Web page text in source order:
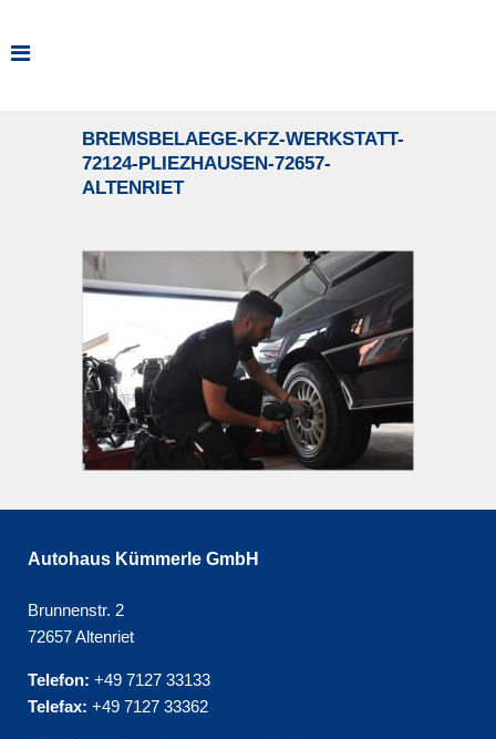
BREMSBELAEGE-KFZ-WERKSTATT-
72124-PLIEZHAUSEN-72657-
ALTENRIET
Autohaus Kümmerle GmbH
Brunnenstr. 2
72657 Altenriet
Telefon: +49 7127 33133
Telefax: +49 7127 33362